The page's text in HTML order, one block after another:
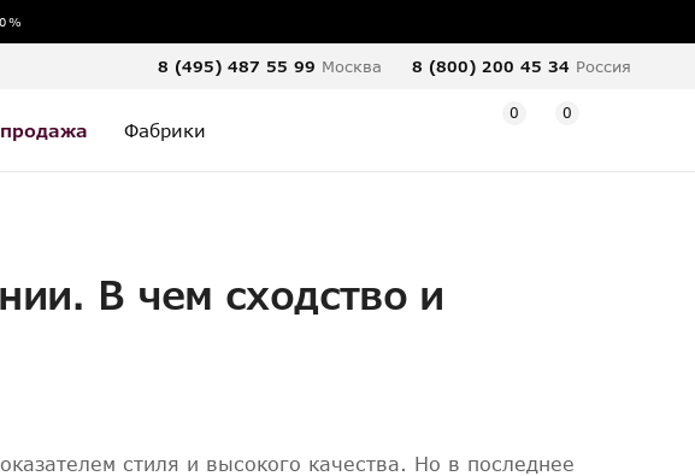
8 (495) 487 55 99 Москва 8 (800) 200 45 34 Россия
Фабрики
0 0
В чем сходство и
стиля и высокого качества. Но в последнее